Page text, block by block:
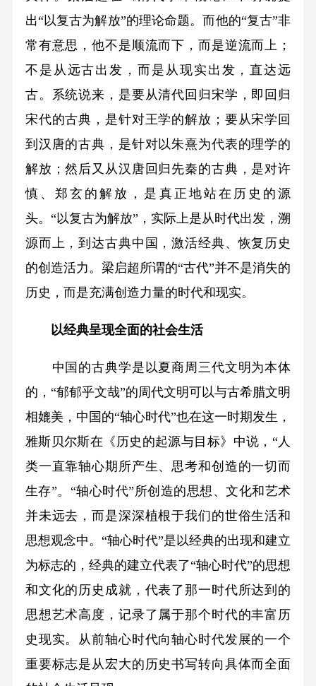
出“以复古为解放”的理论命题。而他的“复古”非
常有意思，他不是顺流而下，而是逆流而上；
不是从远古出发，而是从现实出发，直达远
古。系统说来，是要从清代回归宋学，即回归
宋代的古典，是针对王学的解放；要从宋学回
到汉唐的古典，是针对以朱熹为代表的理学的
解放；然后又从汉唐回归先秦的古典，是对许
慎、郑玄的解放，是真正地站在历史的源
头。“以复古为解放”，实际上是从时代出发，溯
源而上，到达古典中国，激活经典、恢复历史
的创造活力。梁启超所谓的“古代”并不是消失的
历史，而是充满创造力量的时代和现实。
以经典呈现全面的社会生活
中国的古典学是以夏商周三代文明为本体
的，“郁郁乎文哉”的周代文明可以与古希腊文明
相媲美，中国的“轴心时代”也在这一时期发生，
雅斯贝尔斯在《历史的起源与目标》中说，“人
类一直靠轴心期所产生、思考和创造的一切而
生存”。“轴心时代”所创造的思想、文化和艺术
并未远去，而是深深植根于我们的世俗生活和
思想观念中。“轴心时代”是以经典的出现和建立
为标志的，经典的建立代表了“轴心时代”的思想
和文化的历史成就，代表了那一时代所达到的
思想艺术高度，记录了属于那个时代的丰富历
史现实。从前轴心时代向轴心时代发展的一个
重要标志是从宏大的历史书写转向具体而全面